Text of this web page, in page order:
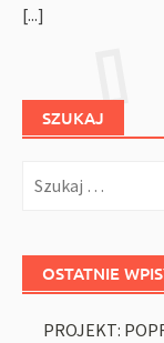
[...]
SZUKAJ
OSTATNIE
PROJEKT: